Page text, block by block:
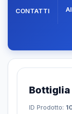
CONTATTI
Bottiglia
ID Prodotto: